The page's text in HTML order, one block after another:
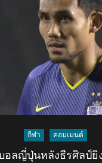
กีฬา คอมเมนต์
อลญี่ปุ่นหลังธีรศิลป์ยิ